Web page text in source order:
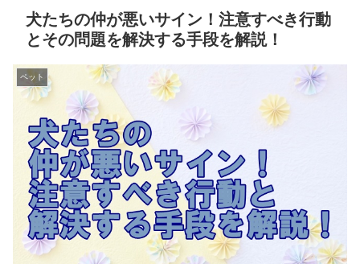
犬たちの仲が悪いサイン！注意すべき行動
とその問題を解決する手段を解説！
ペット